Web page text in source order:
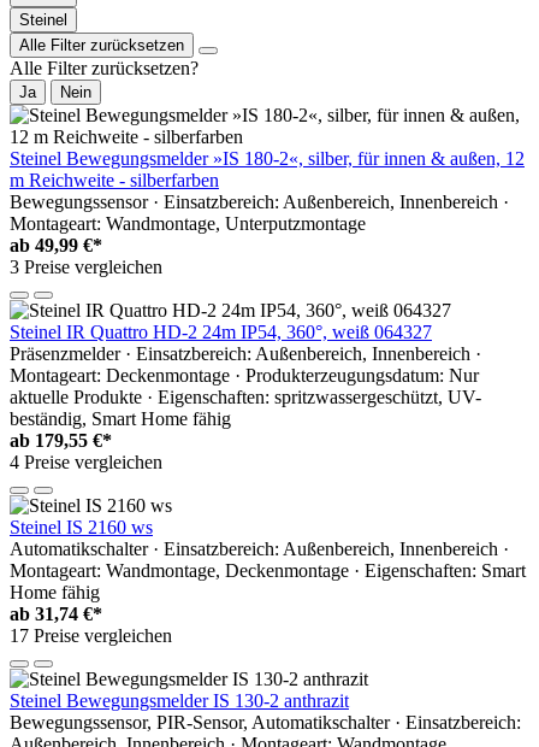
Steinel
Alle Filter zurücksetzen
Alle Filter zurücksetzen?
Ja Nein
Steinel Bewegungsmelder »IS 180-2«, silber, für innen & außen, 12
m Reichweite - silberfarben
Bewegungssensor · Einsatzbereich: Außenbereich, Innenbereich ·
Montageart: Wandmontage, Unterputzmontage
ab 49,99 €*
3 Preise vergleichen
Steinel IR Quattro HD-2 24m IP54, 360°, weiß 064327
Präsenzmelder · Einsatzbereich: Außenbereich, Innenbereich ·
Montageart: Deckenmontage · Produkterzeugungsdatum: Nur
aktuelle Produkte · Eigenschaften: spritzwassergeschützt, UV-
beständig, Smart Home fähig
ab 179,55 €*
4 Preise vergleichen
Steinel IS 2160 ws
Automatikschalter · Einsatzbereich: Außenbereich, Innenbereich ·
Montageart: Wandmontage, Deckenmontage · Eigenschaften: Smart
Home fähig
ab 31,74 €*
17 Preise vergleichen
Steinel Bewegungsmelder IS 130-2 anthrazit
Bewegungssensor, PIR-Sensor, Automatikschalter · Einsatzbereich: